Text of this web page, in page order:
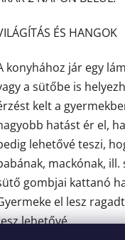
ÉS HANGOK
konyhához jár egy
a sütőbe is
kelt a
hatást ér el,
lehetővé teszi,
mackónak, ill.
gombjai kattanó
el lesz
lehetővé.